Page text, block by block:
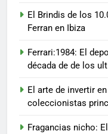
El Brindis de los
Ferran en Ibiza
Ferrari:1984: El
década de de los ult
El arte de invertir
coleccionistas
Fragancias nicho: